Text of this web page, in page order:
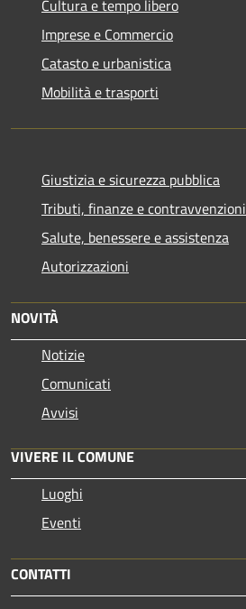
Cultura e tempo libero
Imprese e Commercio
Catasto e urbanistica
Mobilità e trasporti
Giustizia e sicurezza pubblica
Tributi, finanze e contravvenzioni
Salute, benessere e assistenza
Autorizzazioni
NOVITÀ
Notizie
Comunicati
Avvisi
VIVERE IL COMUNE
Luoghi
Eventi
CONTATTI